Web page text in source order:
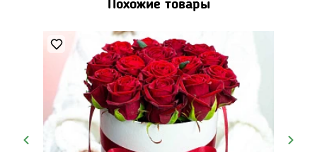
Похожие товары